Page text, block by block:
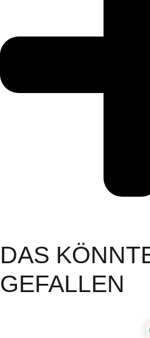
DAS
GEFALLEN